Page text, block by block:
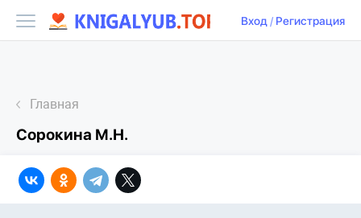
Вход/ Регистрация
Главная
Сорокина М.Н.